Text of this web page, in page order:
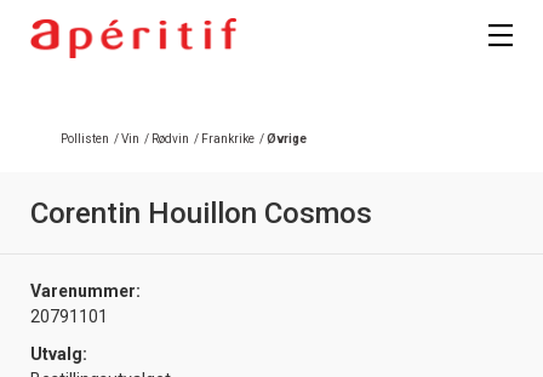
Pollisten /Vin / Rødvin / Frankrike /Øvrige
Corentin Houillon Cosmos
Varenummer:
20791101
Utvalg: